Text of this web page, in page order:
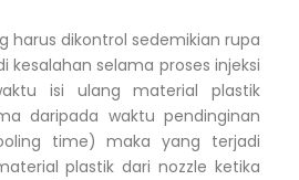
harus dikontrol sedemikian rupa
kesalahan selama proses injeksi
isi ulang material plastik
daripada waktu pendinginan
time) maka yang terjadi
plastik dari nozzle ketika